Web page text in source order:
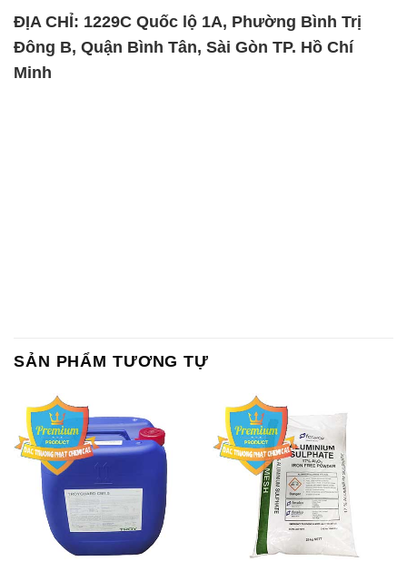
ĐỊA CHỈ: 1229C Quốc lộ 1A, Phường Bình Trị
Đông B, Quận Bình Tân, Sài Gòn TP. Hồ Chí
Minh
SẢN PHẨM TƯƠNG TỰ